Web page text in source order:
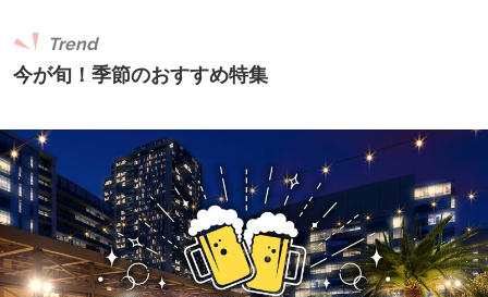
今が旬！季節のおすすめ特集
Trend